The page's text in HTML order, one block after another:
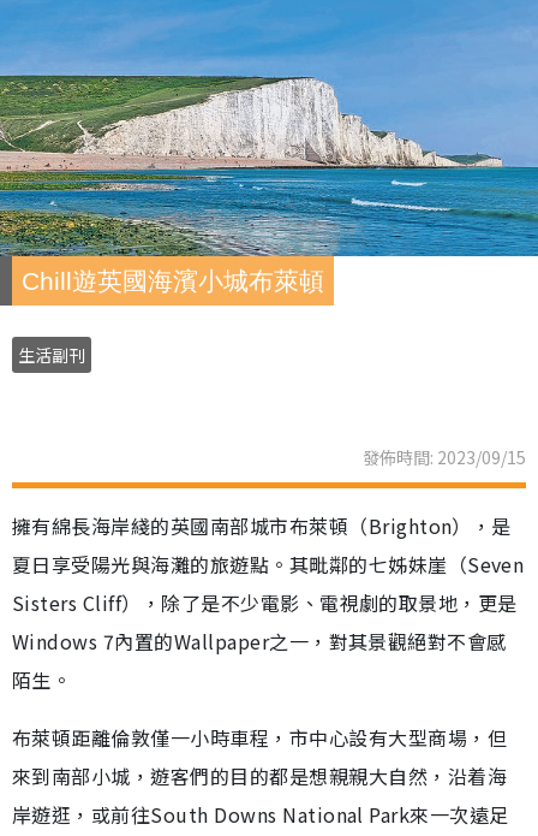
Chill遊英國海濱小城布萊頓
生活副刊
發佈時間: 2023/09/15
擁有綿長海岸綫的英國南部城市布萊頓（Brighton），是
夏日享受陽光與海灘的旅遊點。其毗鄰的七姊妹崖（Seven
Sisters Cliff），除了是不少電影、電視劇的取景地，更是
Windows 7內置的Wallpaper之一，對其景觀絕對不會感
陌生。
布萊頓距離倫敦僅一小時車程，市中心設有大型商場，但
來到南部小城，遊客們的目的都是想親親大自然，沿着海
岸遊逛，或前往South Downs National Park來一次遠足